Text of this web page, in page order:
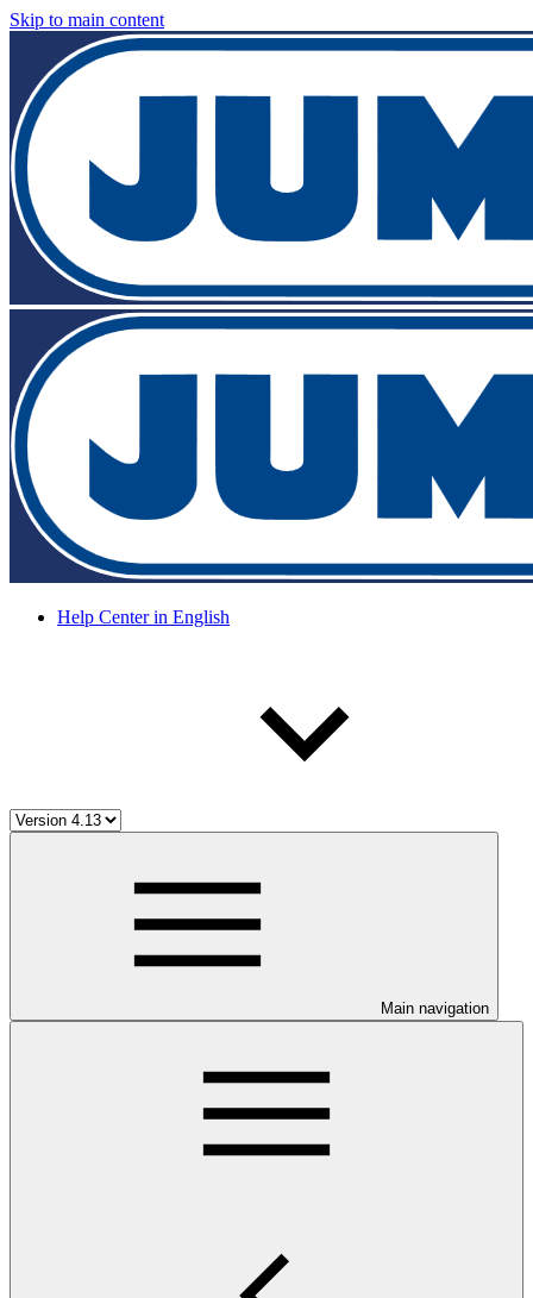
Skip to main content
Help Center in English
Main navigation